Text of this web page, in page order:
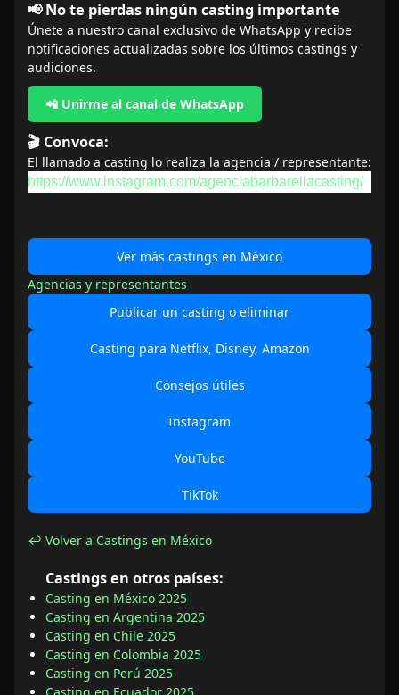
📢 No te pierdas ningún casting importante
Únete a nuestro canal exclusivo de WhatsApp y recibe
notificaciones actualizadas sobre los últimos castings y
audiciones.
📲 Unirme al canal de WhatsApp
🎬 Convoca:
El llamado a casting lo realiza la agencia / representante:
https://www.instagram.com/agenciabarbarellacasting/
Ver más castings en México
Agencias y representantes
Publicar un casting o eliminar
Casting para Netflix, Disney, Amazon
Consejos útiles
Instagram
YouTube
TikTok
↩ Volver a Castings en México
Castings en otros países:
Casting en México 2025
Casting en Argentina 2025
Casting en Chile 2025
Casting en Colombia 2025
Casting en Perú 2025